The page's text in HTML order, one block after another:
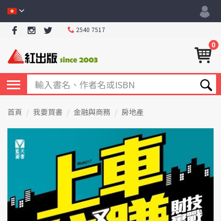
2540 7517
0
首頁 我要買書 金融與商務 房地產